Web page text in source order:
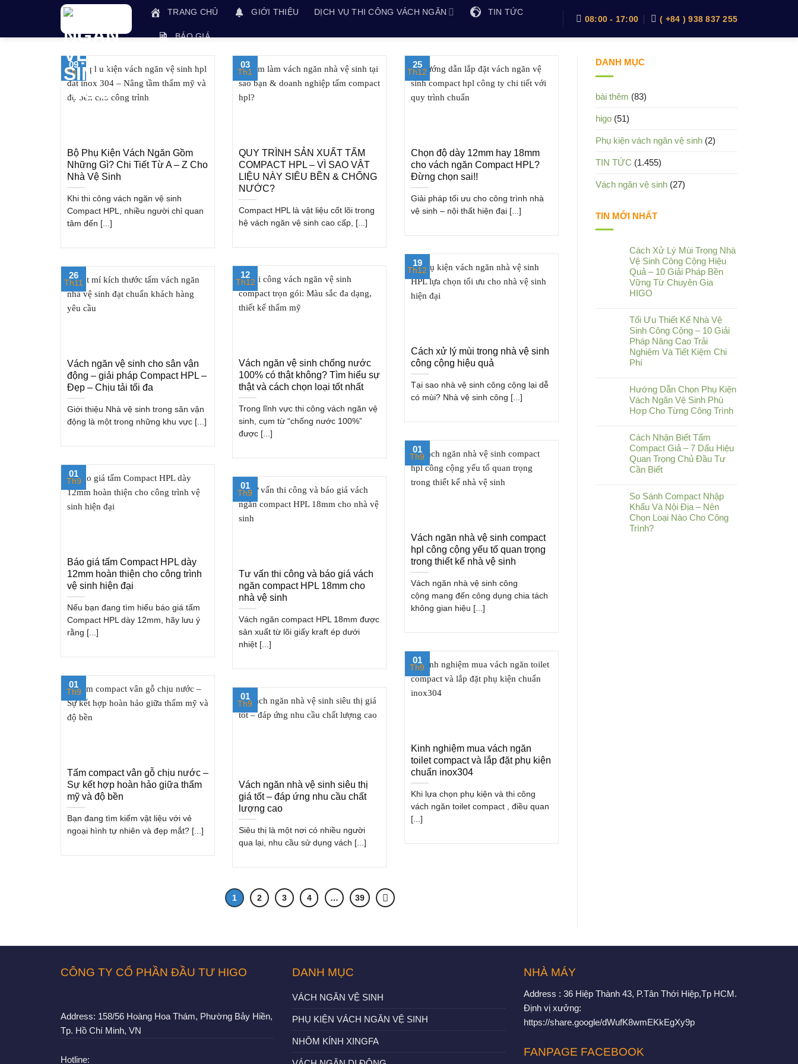
TRANG CHỦ GIỚI THIỆU DỊCH VỤ THI CÔNG VÁCH NGĂN TIN TỨC
BÁO GIÁ
08:00 - 17:00 ( +84 ) 938 837 255
Bộ Phụ Kiện Vách Ngăn Gồm
Những Gì? Chi Tiết Từ A – Z Cho
Nhà Vệ Sinh
Khi thi công vách ngăn vệ sinh
Compact HPL, nhiều người chỉ quan
tâm đến [...]
09
Th1
QUY TRÌNH SẢN XUẤT TẤM
COMPACT HPL – VÌ SAO VẬT
LIỆU NÀY SIÊU BỀN & CHỐNG
NƯỚC?
Compact HPL là vật liệu cốt lõi trong
hệ vách ngăn vệ sinh cao cấp, [...]
03
Th1
Chọn độ dày 12mm hay 18mm
cho vách ngăn Compact HPL?
Đừng chọn sai!!
Giải pháp tối ưu cho công trình nhà
vệ sinh – nội thất hiện đại [...]
25
Th12
Cách xử lý mùi trong nhà vệ sinh
công cộng hiệu quả
Tại sao nhà vệ sinh công cộng lại dễ
có mùi? Nhà vệ sinh công [...]
19
Th12
Vách ngăn vệ sinh chống nước
100% có thật không? Tìm hiểu sự
thật và cách chọn loại tốt nhất
Trong lĩnh vực thi công vách ngăn vệ
sinh, cụm từ “chống nước 100%”
được [...]
12
Th12
Vách ngăn vệ sinh cho sân vận
động – giải pháp Compact HPL –
Đẹp – Chịu tải tối đa
Giới thiệu Nhà vệ sinh trong sân vận
động là một trong những khu vực [...]
26
Th11
Vách ngăn nhà vệ sinh compact
hpl công cộng yếu tố quan trọng
trong thiết kế nhà vệ sinh
Vách ngăn nhà vệ sinh công
cộng mang đến công dụng chia tách
không gian hiệu [...]
01
Th9
Báo giá tấm Compact HPL dày
12mm hoàn thiện cho công trình
vệ sinh hiện đại
Nếu bạn đang tìm hiểu báo giá tấm
Compact HPL dày 12mm, hãy lưu ý
rằng [...]
01
Th9
Tư vấn thi công và báo giá vách
ngăn compact HPL 18mm cho
nhà vệ sinh
Vách ngăn compact HPL 18mm được
sản xuất từ lõi giấy kraft ép dưới
nhiệt [...]
01
Th9
Kinh nghiệm mua vách ngăn
toilet compact và lắp đặt phụ kiện
chuẩn inox304
Khi lựa chọn phụ kiện và thi công
vách ngăn toilet compact , điều quan
[...]
01
Th9
Tấm compact vân gỗ chịu nước –
Sự kết hợp hoàn hảo giữa thẩm
mỹ và độ bền
Bạn đang tìm kiếm vật liệu với vẻ
ngoại hình tự nhiên và đẹp mắt? [...]
01
Th9
Vách ngăn nhà vệ sinh siêu thị
giá tốt – đáp ứng nhu cầu chất
lượng cao
Siêu thị là một nơi có nhiều người
qua lại, nhu cầu sử dụng vách [...]
01
Th9
1 2 3 4 … 39
DANH MỤC
bài thêm (83)
higo (51)
Phụ kiện vách ngăn vệ sinh (2)
TIN TỨC (1.455)
Vách ngăn vệ sinh (27)
TIN MỚI NHẤT
Cách Xử Lý Mùi Trong Nhà
Vệ Sinh Công Cộng Hiệu
Quả – 10 Giải Pháp Bền
Vững Từ Chuyên Gia
HIGO
Tối Ưu Thiết Kế Nhà Vệ
Sinh Công Cộng – 10 Giải
Pháp Nâng Cao Trải
Nghiệm Và Tiết Kiệm Chi
Phí
Hướng Dẫn Chọn Phụ Kiện
Vách Ngăn Vệ Sinh Phù
Hợp Cho Từng Công Trình
Cách Nhận Biết Tấm
Compact Giả – 7 Dấu Hiệu
Quan Trọng Chủ Đầu Tư
Cần Biết
So Sánh Compact Nhập
Khẩu Và Nội Địa – Nên
Chọn Loại Nào Cho Công
Trình?
CÔNG TY CỔ PHẦN ĐẦU TƯ HIGO
Address: 158/56 Hoàng Hoa Thám, Phường Bảy Hiền,
Tp. Hồ Chí Minh, VN
Hotline:
DANH MỤC
VÁCH NGĂN VỆ SINH
PHỤ KIỆN VÁCH NGĂN VỆ SINH
NHÔM KÍNH XINGFA
NHÀ MÁY
Address : 36 Hiệp Thành 43, P.Tân Thới Hiệp,Tp HCM.
Định vị xưởng:
https://share.google/dWufK8wmEKkEgXy9p
FANPAGE FACEBOOK